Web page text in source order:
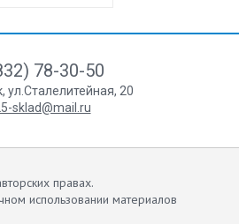
78-30-50
, ул.Сталелитейная, 20
sklad@mail.ru
правах.
использовании материалов